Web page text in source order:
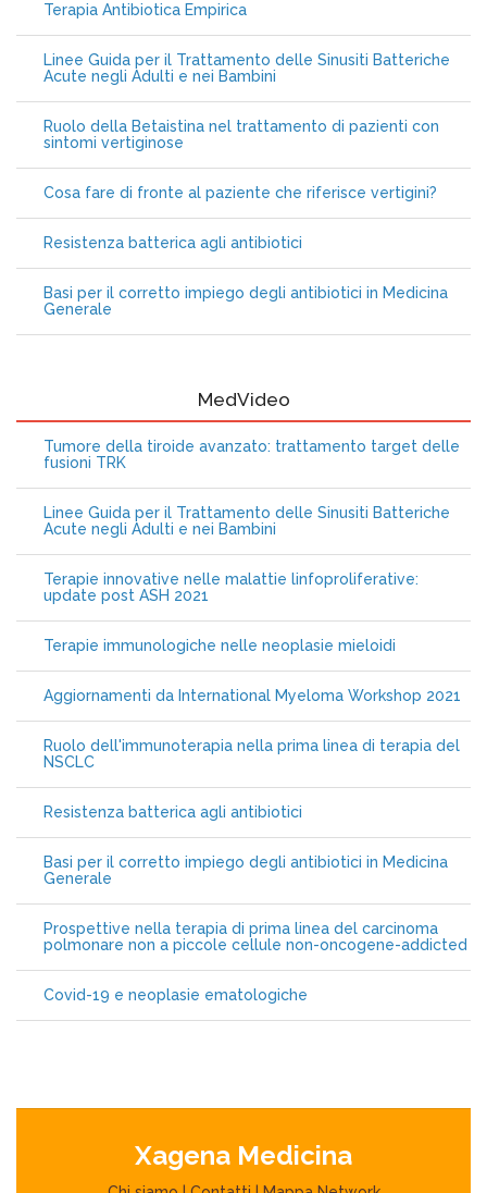
Terapia Antibiotica Empirica
Linee Guida per il Trattamento delle Sinusiti Batteriche
Acute negli Adulti e nei Bambini
Ruolo della Betaistina nel trattamento di pazienti con
sintomi vertiginose
Cosa fare di fronte al paziente che riferisce vertigini?
Resistenza batterica agli antibiotici
Basi per il corretto impiego degli antibiotici in Medicina
Generale
MedVideo
Tumore della tiroide avanzato: trattamento target delle
fusioni TRK
Linee Guida per il Trattamento delle Sinusiti Batteriche
Acute negli Adulti e nei Bambini
Terapie innovative nelle malattie linfoproliferative:
update post ASH 2021
Terapie immunologiche nelle neoplasie mieloidi
Aggiornamenti da International Myeloma Workshop 2021
Ruolo dell'immunoterapia nella prima linea di terapia del
NSCLC
Resistenza batterica agli antibiotici
Basi per il corretto impiego degli antibiotici in Medicina
Generale
Prospettive nella terapia di prima linea del carcinoma
polmonare non a piccole cellule non-oncogene-addicted
Covid-19 e neoplasie ematologiche
Xagena Medicina